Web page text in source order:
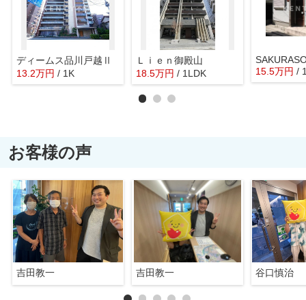
ディームス品川戸越Ⅱ
13.2万円 / 1K
Ｌｉｅｎ御殿山
18.5万円 / 1LDK
15.5万円 /
お客様の声
吉田教一 吉田教一 谷口慎治